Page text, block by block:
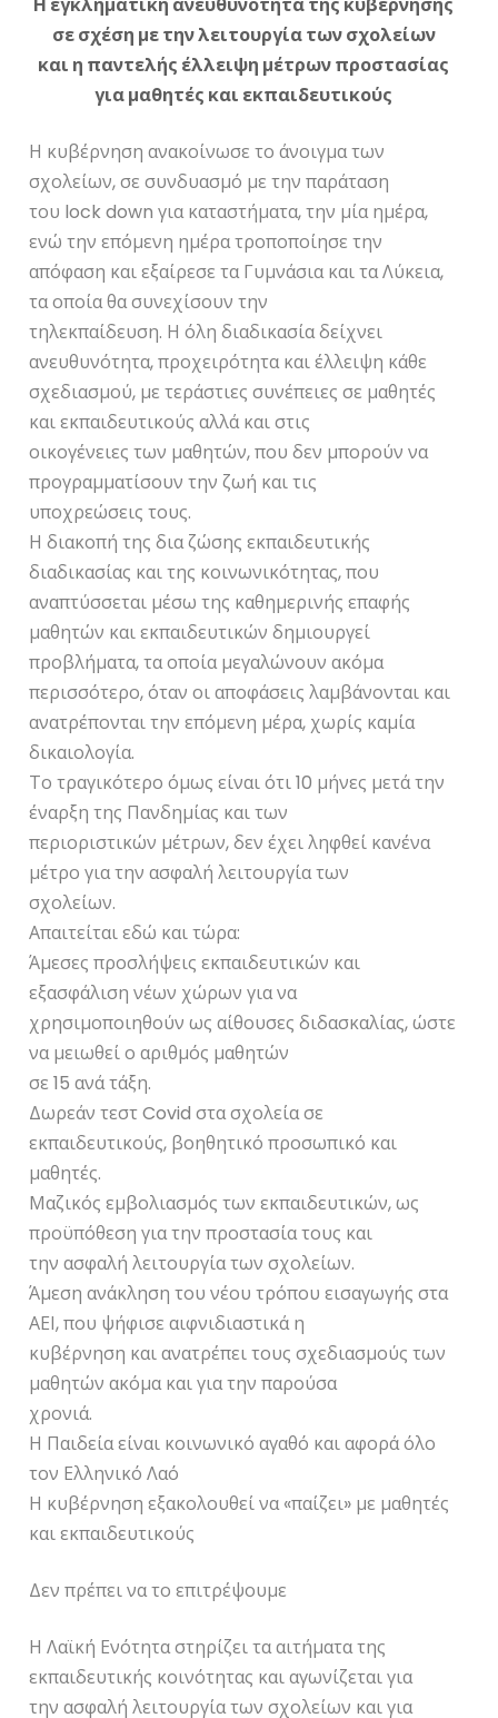
σε σχέση με την λειτουργία των σχολείων
και η παντελής έλλειψη μέτρων προστασίας
για μαθητές και εκπαιδευτικούς
Η κυβέρνηση ανακοίνωσε το άνοιγμα των
σχολείων, σε συνδυασμό με την παράταση
του lock down για καταστήματα, την μία ημέρα,
ενώ την επόμενη ημέρα τροποποίησε την
απόφαση και εξαίρεσε τα Γυμνάσια και τα Λύκεια,
τα οποία θα συνεχίσουν την
τηλεκπαίδευση. Η όλη διαδικασία δείχνει
ανευθυνότητα, προχειρότητα και έλλειψη κάθε
σχεδιασμού, με τεράστιες συνέπειες σε μαθητές
και εκπαιδευτικούς αλλά και στις
οικογένειες των μαθητών, που δεν μπορούν να
προγραμματίσουν την ζωή και τις
υποχρεώσεις τους.
Η διακοπή της δια ζώσης εκπαιδευτικής
διαδικασίας και της κοινωνικότητας, που
αναπτύσσεται μέσω της καθημερινής επαφής
μαθητών και εκπαιδευτικών δημιουργεί
προβλήματα, τα οποία μεγαλώνουν ακόμα
περισσότερο, όταν οι αποφάσεις λαμβάνονται και
ανατρέπονται την επόμενη μέρα, χωρίς καμία
δικαιολογία.
Το τραγικότερο όμως είναι ότι 10 μήνες μετά την
έναρξη της Πανδημίας και των
περιοριστικών μέτρων, δεν έχει ληφθεί κανένα
μέτρο για την ασφαλή λειτουργία των
σχολείων.
Απαιτείται εδώ και τώρα:
Άμεσες προσλήψεις εκπαιδευτικών και
εξασφάλιση νέων χώρων για να
χρησιμοποιηθούν ως αίθουσες διδασκαλίας, ώστε
να μειωθεί ο αριθμός μαθητών
σε 15 ανά τάξη.
Δωρεάν τεστ Covid στα σχολεία σε
εκπαιδευτικούς, βοηθητικό προσωπικό και
μαθητές.
Μαζικός εμβολιασμός των εκπαιδευτικών, ως
προϋπόθεση για την προστασία τους και
την ασφαλή λειτουργία των σχολείων.
Άμεση ανάκληση του νέου τρόπου εισαγωγής στα
ΑΕΙ, που ψήφισε αιφνιδιαστικά η
κυβέρνηση και ανατρέπει τους σχεδιασμούς των
μαθητών ακόμα και για την παρούσα
χρονιά.
Η Παιδεία είναι κοινωνικό αγαθό και αφορά όλο
τον Ελληνικό Λαό
Η κυβέρνηση εξακολουθεί να «παίζει» με μαθητές
και εκπαιδευτικούς
Δεν πρέπει να το επιτρέψουμε
Η Λαϊκή Ενότητα στηρίζει τα αιτήματα της
εκπαιδευτικής κοινότητας και αγωνίζεται για
την ασφαλή λειτουργία των σχολείων και για